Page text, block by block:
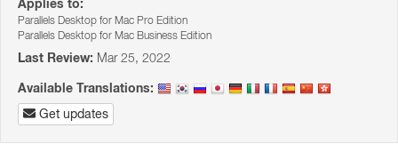
Applies to:
Parallels Desktop for Mac Pro Edition
Parallels Desktop for Mac Business Edition
Last Review: Mar 25, 2022
Available Translations:
Get updates